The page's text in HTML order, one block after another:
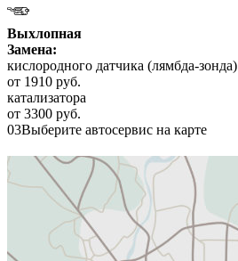
Выхлопная
Замена:
кислородного датчика (лямбда-зонда)
от 1910 руб.
катализатора
от 3300 руб.
03Выберите автосервис на карте